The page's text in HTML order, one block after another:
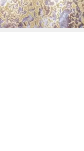
bei dir